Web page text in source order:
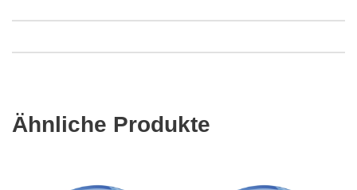
Ähnliche Produkte